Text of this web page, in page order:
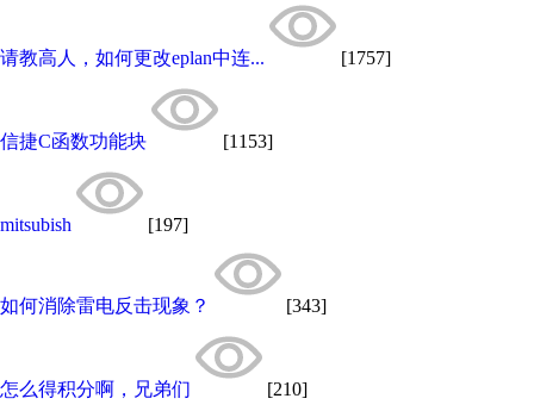
请教高人，如何更改eplan中连... [1757]
信捷C函数功能块 [1153]
mitsubish [197]
如何消除雷电反击现象？ [343]
怎么得积分啊，兄弟们 [210]